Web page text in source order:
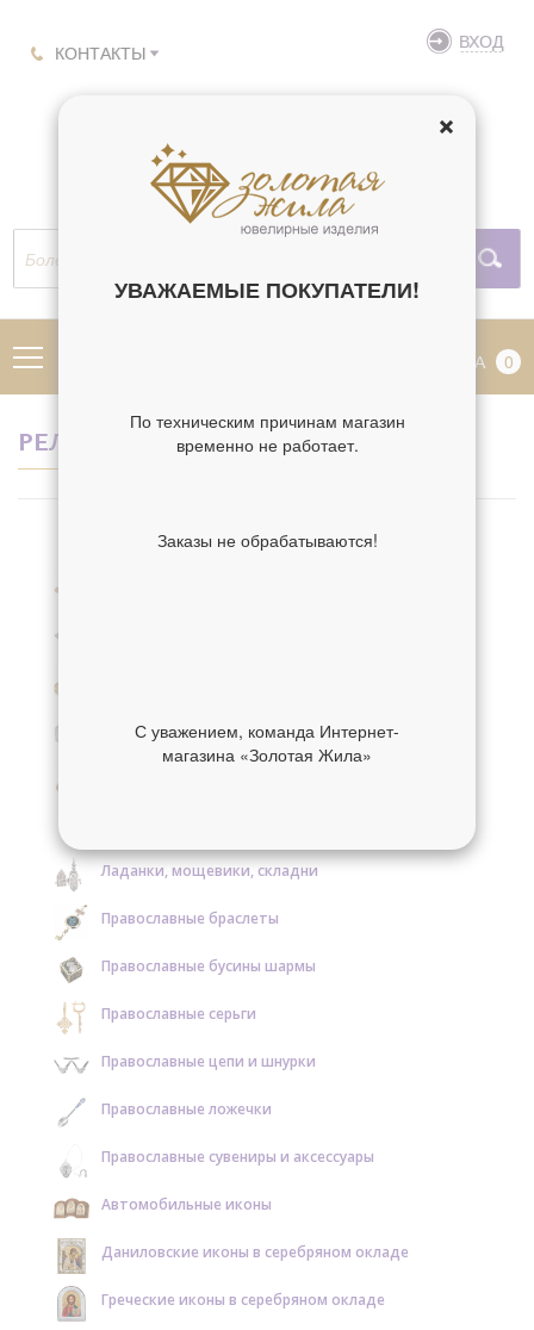
КОНТАКТЫ ВХОД
КОРЗИНА 0
РЕЛИГИЯ ВЛАДИСЛАВ
Образки и нательные иконы серебряные
Ладанки, мощевики, складни
Православные браслеты
Православные бусины шармы
Православные серьги
Православные цепи и шнурки
Православные ложечки
Православные сувениры и аксессуары
Автомобильные иконы
Даниловские иконы в серебряном окладе
Греческие иконы в серебряном окладе
УВАЖАЕМЫЕ ПОКУПАТЕЛИ!
По техническим причинам магазин
временно не работает.
Заказы не обрабатываются!
С уважением, команда Интернет-
магазина «Золотая Жила»